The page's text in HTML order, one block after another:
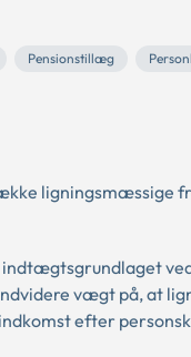
Pensionstillæg
ligningsmæssige
vægt på, at
efter